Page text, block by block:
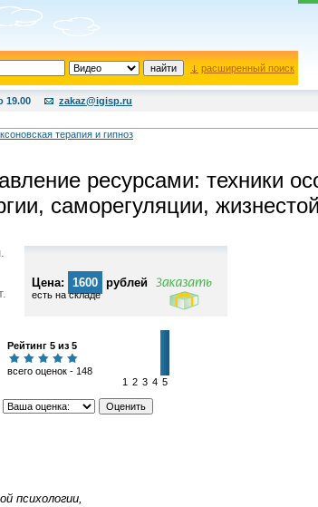
расширенный поиск
19.00 zakaz@igisp.ru
терапия и гипноз
ресурсами: техники
саморегуляции,
Цена: 1600 рублей
есть на складе
Рейтинг 5 из 5
всего оценок - 148
1 2 3 4 5
психологии,